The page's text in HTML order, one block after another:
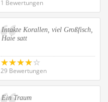
1 Bewertungen
Intakte Korallen, viel Großfisch,
Haie satt
29 Bewertungen
Ein Traum